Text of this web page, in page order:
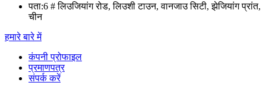
पता:6 # लिउजियांग रोड, लिउशी टाउन, वानजाउ सिटी, झेजियांग प्रांत,
चीन
हमारे बारे में
कंपनी प्रोफाइल
प्रमाणपत्र
संपर्क करें